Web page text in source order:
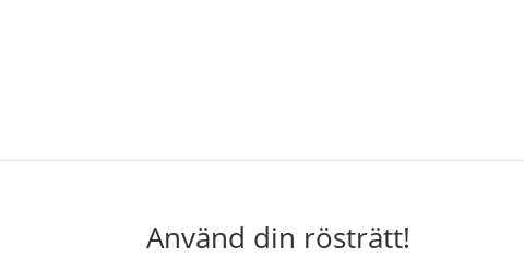
Använd din rösträtt!